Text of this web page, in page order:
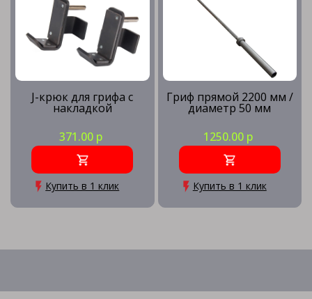
J-крюк для грифа с
накладкой
371.00 р
Купить в 1 клик
Гриф прямой 2200 мм /
диаметр 50 мм
1250.00 р
Купить в 1 клик